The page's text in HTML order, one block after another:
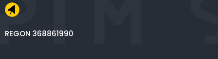
REGON 368861990